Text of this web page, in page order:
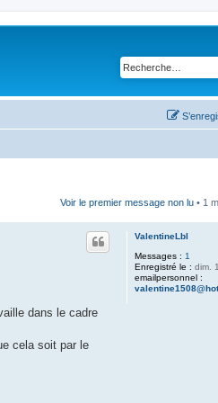
Voir le premier message non lu • 1
ValentineLbl
Messages : 1
Enregistré le : dim.
emailpersonnel :
dans le cadre
cela soit par le